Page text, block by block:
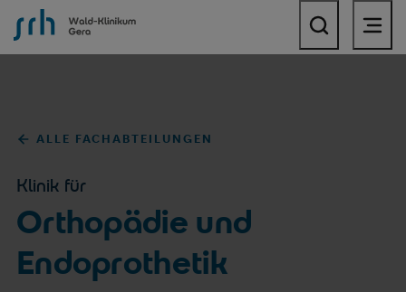
SRH Wald-Klinikum Gera
ALLE FACHABTEILUNGEN
Klinik für
Orthopädie und
Endoprothetik